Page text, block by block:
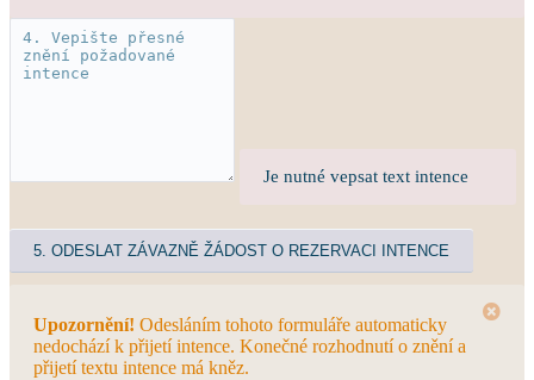
Je nutné vepsat text intence
Upozornění! Odesláním tohoto formuláře automaticky
nedochází k přijetí intence. Konečné rozhodnutí o znění a
přijetí textu intence má kněz.